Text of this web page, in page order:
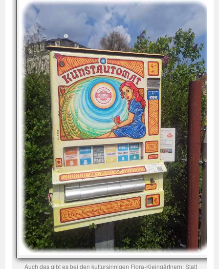
Auch das gibt es bei den kultursinnigen Flora-Kleingärtnern: Statt